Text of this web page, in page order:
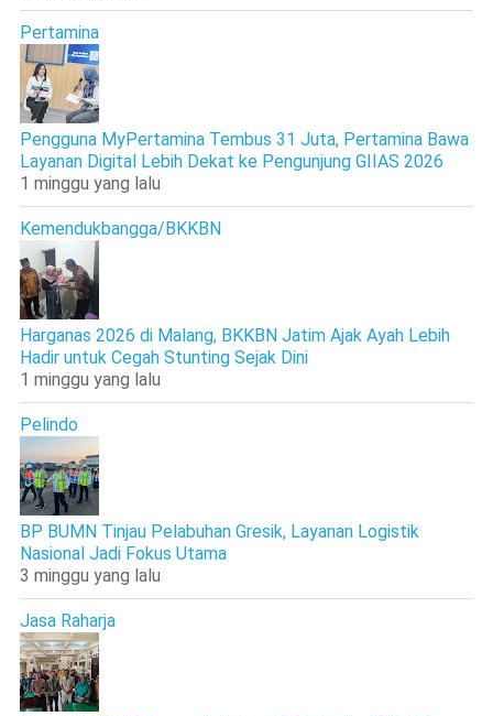
Pertamina
Pengguna MyPertamina Tembus 31 Juta, Pertamina Bawa
Layanan Digital Lebih Dekat ke Pengunjung GIIAS 2026
1 minggu yang lalu
Kemendukbangga/BKKBN
Harganas 2026 di Malang, BKKBN Jatim Ajak Ayah Lebih
Hadir untuk Cegah Stunting Sejak Dini
1 minggu yang lalu
Pelindo
BP BUMN Tinjau Pelabuhan Gresik, Layanan Logistik
Nasional Jadi Fokus Utama
3 minggu yang lalu
Jasa Raharja